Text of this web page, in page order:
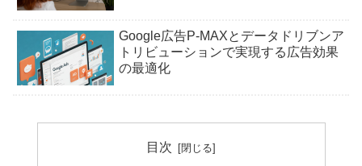
Google広告P-MAXとデータドリブンア
トリビューションで実現する広告効果
の最適化
目次